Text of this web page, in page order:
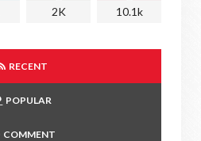
2K 10.1k
RECENT
POPULAR
COMMENT